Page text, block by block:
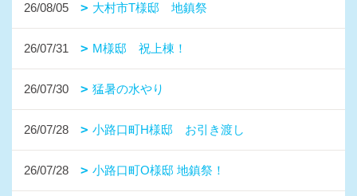
26/08/05 大村市T様邸 地鎮祭
26/07/31 M様邸 祝上棟！
26/07/30 猛暑の水やり
26/07/28 小路口町H様邸 お引き渡し
26/07/28 小路口町O様邸 地鎮祭！